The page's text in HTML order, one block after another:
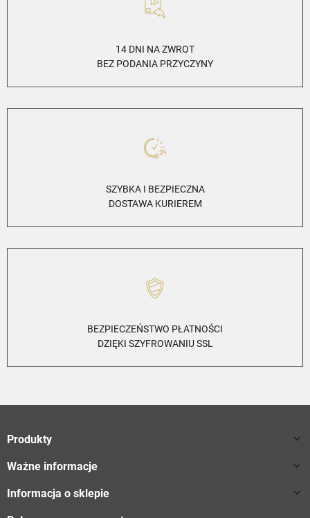
14 DNI NA ZWROT
BEZ PODANIA PRZYCZYNY
SZYBKA I BEZPIECZNA
DOSTAWA KURIEREM
BEZPIECZEŃSTWO PŁATNOŚCI
DZIĘKI SZYFROWANIU SSL
Produkty 
Ważne informacje 
Informacja o sklepie 